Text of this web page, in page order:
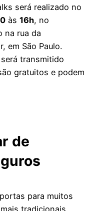
será realizado no
às 16h, no
na rua da
em São Paulo.
transmitido
gratuitos e podem
de
para muitos